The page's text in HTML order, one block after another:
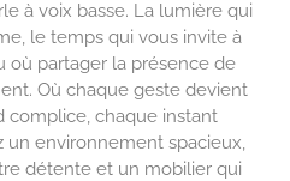
à voix basse. La lumière qui
le temps qui vous invite à
où partager la présence de
Où chaque geste devient
complice, chaque instant
un environnement spacieux,
détente et un mobilier qui